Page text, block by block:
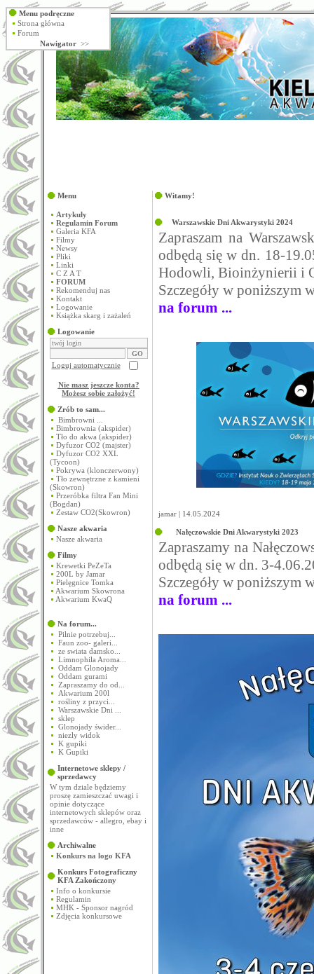
Menu
Artykuły
Regulamin Forum
Galeria KFA
Filmy
Newsy
Pliki
Linki
C Z A T
FORUM
Rekomenduj nas
Kontakt
Logowanie
Książka skarg i zażaleń
Logowanie
Loguj automatycznie
Nie masz jeszcze konta?
Możesz sobie założyć!
Zrób to sam...
Bimbrowni ...
Bimbrownia (akspider)
Tło do akwa (akspider)
Dyfuzor CO2 (majster)
Dyfuzor CO2 XXL
(Tycoon)
Pokrywa (klonczerwony)
Tło zewnętrzne z kamieni
(Skowron)
Przeróbka filtra Fan Mini
(Bogdan)
Zestaw CO2(Skowron)
Nasze akwaria
Nasze akwaria
Filmy
Krewetki PeZeTa
200L by Jamar
Pielęgnice Tomka
Akwarium Skowrona
Akwarium KwaQ
Na forum...
Pilnie potrzebuj...
Faun zoo- galeri...
ze swiata damsko...
Limnophila Aroma...
Oddam Glonojady
Oddam gurami
Zapraszamy do od...
Akwarium 200l
rośliny z przyci...
Warszawskie Dni ...
sklep
Glonojady świder...
niezly widok
K gupiki
K Gupiki
Internetowe sklepy /
sprzedawcy
W tym dziale będziemy
proszę zamieszczać uwagi i
opinie dotyczące
internetowych sklepów oraz
sprzedawców - allegro, ebay i
inne
Archiwalne
Konkurs na logo KFA
Konkurs Fotograficzny
KFAZakończony
Info o konkursie
Regulamin
MHK - Sponsor nagród
Zdjęcia konkursowe
Witamy!
Warszawskie Dni Akwarystyki 2024
Zapraszam na
odbędą się w dn. 18-
Hodowli, Bioinżynierii i
Szczegóły w poniższym
na forum ...
jamar | 14.05.2024
Nałęczowskie Dni Akwarystyki 2023
Zapraszamy na
odbędą się w dn. 3-
Szczegóły w poniższym
na forum ...
Menu podręczne
Strona główna
Forum
Nawigator >>